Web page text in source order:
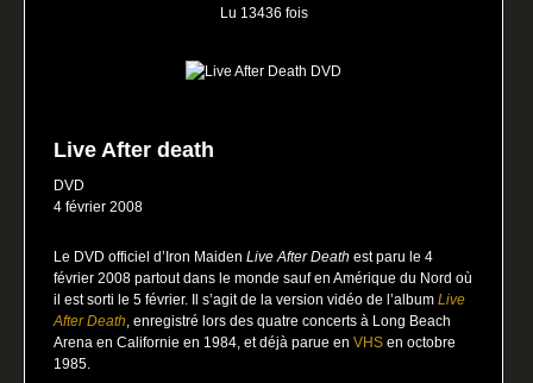
Lu 13436 fois
Live After death
DVD
4 février 2008
Le DVD officiel d’Iron Maiden Live After Death est paru le 4
février 2008 partout dans le monde sauf en Amérique du Nord où
il est sorti le 5 février. Il s’agit de la version vidéo de l’album Live
After Death, enregistré lors des quatre concerts à Long Beach
Arena en Californie en 1984, et déjà parue en VHS en octobre
1985.